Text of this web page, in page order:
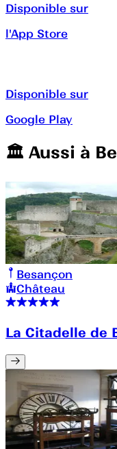
Disponible sur
l'App Store
Disponible sur
Google Play
🏛️️ Aussi à
Besançon
Château
La Citadelle de